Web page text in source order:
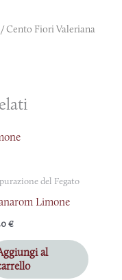
/ Cento Fiori Valeriana
del Fegato
Limone
€
al